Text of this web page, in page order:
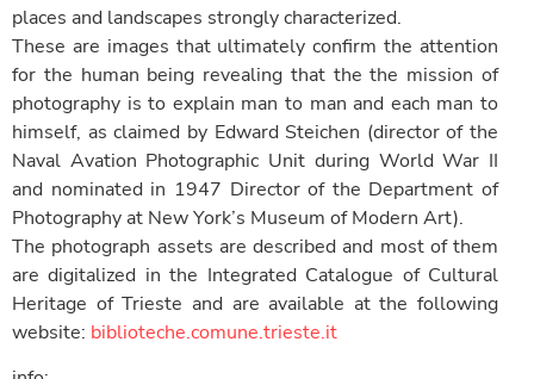
places and landscapes strongly characterized.
These are images that ultimately confirm the attention
for the human being revealing that the the mission of
photography is to explain man to man and each man to
himself, as claimed by Edward Steichen (director of the
Naval Avation Photographic Unit during World War II
and nominated in 1947 Director of the Department of
Photography at New York’s Museum of Modern Art).
The photograph assets are described and most of them
are digitalized in the Integrated Catalogue of Cultural
Heritage of Trieste and are available at the following
website: biblioteche.comune.trieste.it